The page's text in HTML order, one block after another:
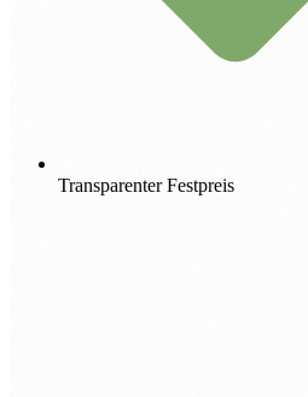
Transparenter Festpreis